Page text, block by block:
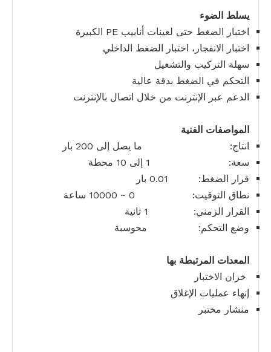
يسلط الضوء
اختبار الضغط حتى لعينات أنابيب PE الكبيرة
اختبار الانفجار، اختبار الضغط الداخلي
سهلة التركيب والتشغيل
التحكم في الضغط بدقة عالية
الدعم عبر الإنترنت من خلال اتصال بالإنترنت
المواصفات الفنية
انتاج: ما يصل إلى 200 بار
سعة: 1 إلى 10 محطة
قرار الضغط: 0.01 بار
نطاق التوقيت: 0 ~ 10000 ساعة
القرار الزمني: 1 ثانية
وضع التحكم: محوسبة
المعدات المرتبطة بها
خزان الاختبار
إنهاء عمليات الإغلاق
منشار مختبر